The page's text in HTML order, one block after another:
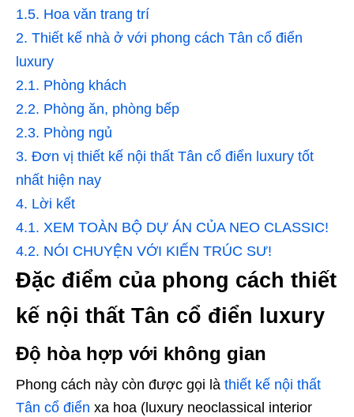
1.5. Hoa văn trang trí
2. Thiết kế nhà ở với phong cách Tân cổ điển
luxury
2.1. Phòng khách
2.2. Phòng ăn, phòng bếp
2.3. Phòng ngủ
3. Đơn vị thiết kế nội thất Tân cổ điển luxury tốt
nhất hiện nay
4. Lời kết
4.1. XEM TOÀN BỘ DỰ ÁN CỦA NEO CLASSIC!
4.2. NÓI CHUYỆN VỚI KIẾN TRÚC SƯ!
Đặc điểm của phong cách thiết
kế nội thất Tân cổ điển luxury
Độ hòa hợp với không gian
Phong cách này còn được gọi là thiết kế nội thất
Tân cổ điển xa hoa (luxury neoclassical interior